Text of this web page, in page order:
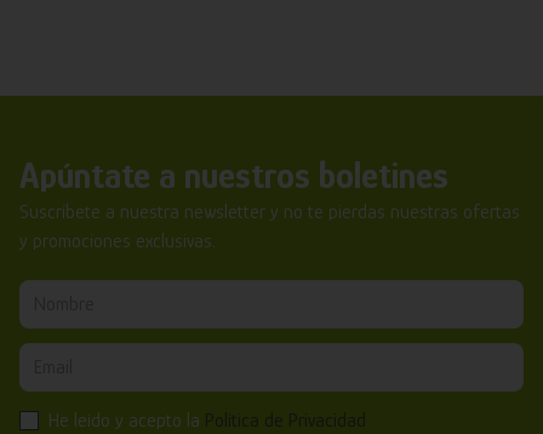
Apúntate a nuestros boletines
Suscríbete a nuestra newsletter y no te pierdas nuestras ofertas
y promociones exclusivas.
He leído y acepto la